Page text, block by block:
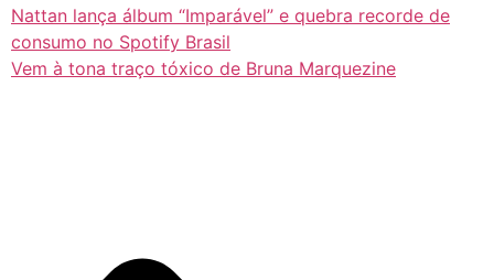
Nattan lança álbum “Imparável” e quebra recorde de
consumo no Spotify Brasil
Vem à tona traço tóxico de Bruna Marquezine